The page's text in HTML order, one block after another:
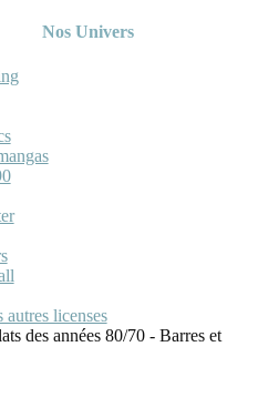
Nos Univers
autres licenses
des années 80/70 - Barres et